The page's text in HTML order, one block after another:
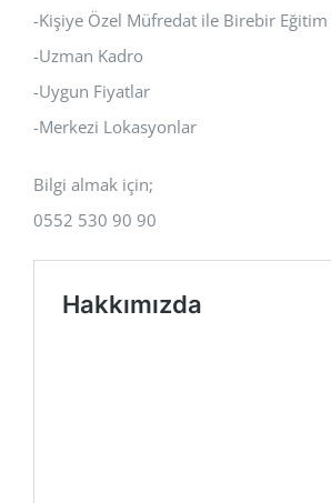
-Kişiye Özel Müfredat ile Birebir
-Uzman Kadro
-Uygun Fiyatlar
-Merkezi Lokasyonlar
Bilgi almak için;
0552 530 90 90